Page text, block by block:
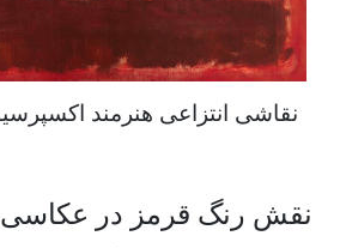
نقاشی انتزاعی هنرمند
نقش رنگ قرمز در عکاسی